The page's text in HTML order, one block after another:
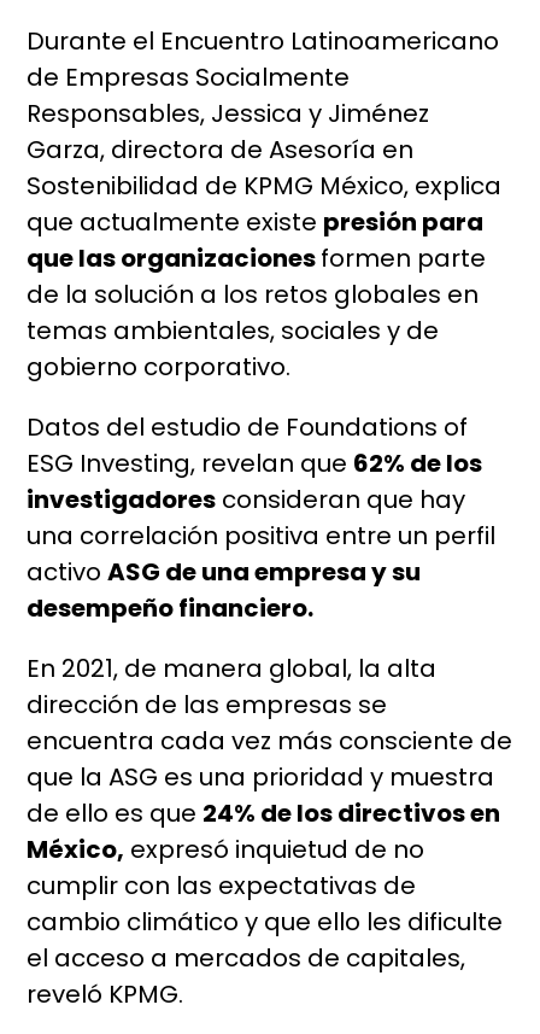
Durante el Encuentro Latinoamericano
de Empresas Socialmente
Responsables, Jessica y Jiménez
Garza, directora de Asesoría en
Sostenibilidad de KPMG México, explica
que actualmente existe presión para
que las organizacionesformen parte
de la solución a los retos globales en
temas ambientales, sociales y de
gobierno corporativo.
Datos del estudio de Foundations of
ESG Investing, revelan que 62% de los
investigadores consideran que hay
una correlación positiva entre un perfil
activoASG de una empresa y su
desempeño financiero.
En 2021, de manera global, la alta
dirección de las empresas se
encuentra cada vez más consciente de
que la ASG es una prioridad y muestra
de ello es que 24% de los directivos en
México, expresó inquietud de no
cumplir con las expectativas de
cambio climático y que ello les dificulte
el acceso a mercados de capitales,
reveló KPMG.